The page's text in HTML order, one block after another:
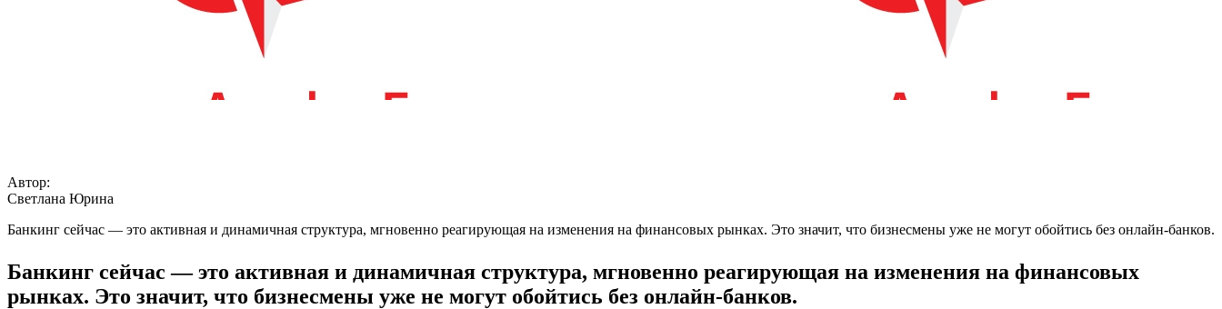
Автор:
Светлана Юрина
Банкинг сейчас — это активная и динамичная структура, мгновенно реагирующая на изменения на финансовых рынках. Это значит, что бизнесмены уже не могут обойтись без онлайн-банков.
Банкинг сейчас — это активная и динамичная структура, мгновенно реагирующая на изменения на финансовых
рынках. Это значит, что бизнесмены уже не могут обойтись без онлайн-банков.